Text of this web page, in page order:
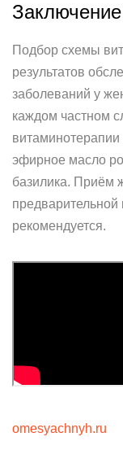
Заключение
Подбор схемы
результатов
заболеваний у
каждом частном
эфирное масло
базилика. Приём
предварительной
рекомендуется.
omesyachnyh.ru